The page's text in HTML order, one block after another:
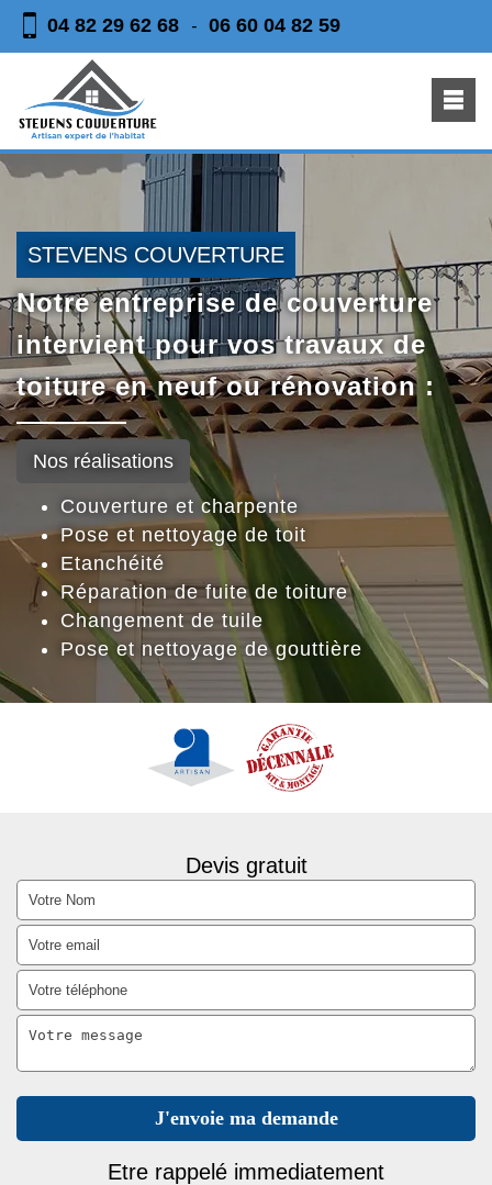
04 82 29 62 68 - 06 60 04 82 59
STEVENS COUVERTURE
Notre entreprise de couverture
intervient pour vos travaux de
toiture en neuf ou rénovation :
Nos réalisations
Couverture et charpente
Pose et nettoyage de toit
Etanchéité
Réparation de fuite de toiture
Changement de tuile
Pose et nettoyage de gouttière
Devis gratuit
Etre rappelé immediatement